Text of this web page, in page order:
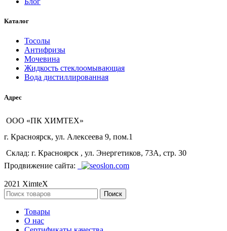
Каталог
Тосолы
Антифризы
Мочевина
Жидкость стеклоомывающая
Вода дистиллированная
Адрес
ООО «ПК ХИМТЕХ»
г. Красноярск, ул. Алексеева 9, пом.1
Склад: г. Красноярск , ул. Энергетиков, 73А, стр. 30
Продвижение сайта:
2021 XimteX
Поиск
Товары
О нас